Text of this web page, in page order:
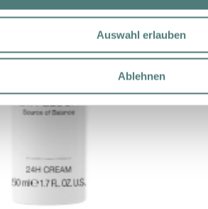
Auswahl erlauben
Ablehnen